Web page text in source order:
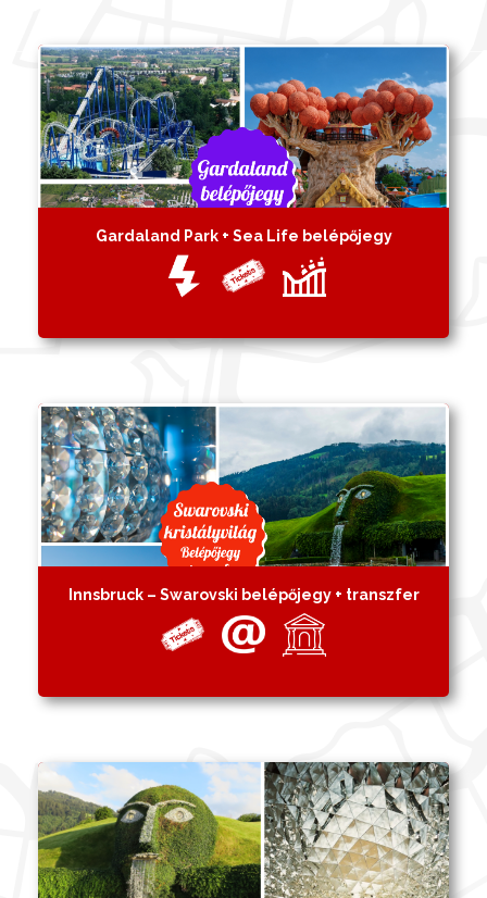
Gardaland Park + Sea Life belépőjegy
Innsbruck – Swarovski belépőjegy + transzfer